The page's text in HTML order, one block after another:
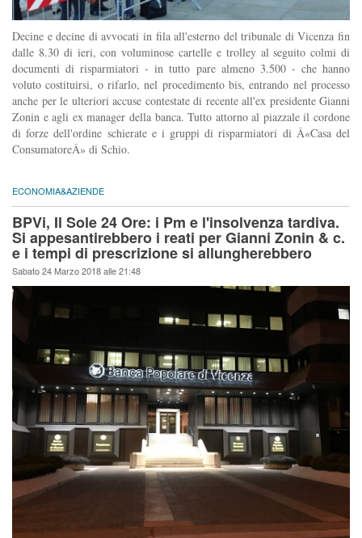
Decine e decine di avvocati in fila all'esterno del tribunale di Vicenza fin
dalle 8.30 di ieri, con voluminose cartelle e trolley al seguito colmi di
documenti di risparmiatori - in tutto pare almeno 3.500 - che hanno
voluto costituirsi, o rifarlo, nel procedimento bis, entrando nel processo
anche per le ulteriori accuse contestate di recente all'ex presidente Gianni
Zonin e agli ex manager della banca. Tutto attorno al piazzale il cordone
di forze dell'ordine schierate e i gruppi di risparmiatori di Â«Casa del
ConsumatoreÂ» di Schio.
ECONOMIA&AZIENDE
BPVi, Il Sole 24 Ore: i Pm e l'insolvenza tardiva.
Si appesantirebbero i reati per Gianni Zonin & c.
e i tempi di prescrizione si allungherebbero
Sabato 24 Marzo 2018 alle 21:48